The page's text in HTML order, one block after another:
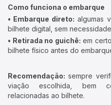
Como funciona o embarque
• Embarque direto: algumas
bilhete digital, sem
• Retirada no guichê: em
bilhete físico antes do
Recomendação: sempre
viação escolhida, bem
relacionadas ao bilhete.